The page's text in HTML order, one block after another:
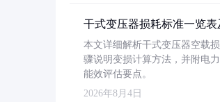
干式变压器损耗标准一览
本文详细解析干式变压器空载
骤说明变损计算方法，并附电
能效评估要点。
2026年8月4日